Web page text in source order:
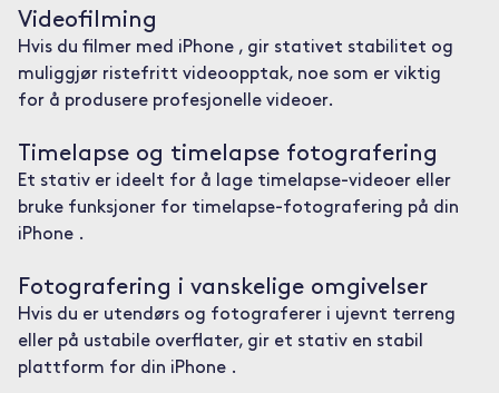
Videofilming
Hvis du filmer med iPhone , gir stativet stabilitet og
muliggjør ristefritt videoopptak, noe som er viktig
for å produsere profesjonelle videoer.
Timelapse og timelapse fotografering
Et stativ er ideelt for å lage timelapse-videoer eller
bruke funksjoner for timelapse-fotografering på din
iPhone .
Fotografering i vanskelige omgivelser
Hvis du er utendørs og fotograferer i ujevnt terreng
eller på ustabile overflater, gir et stativ en stabil
plattform for din iPhone .